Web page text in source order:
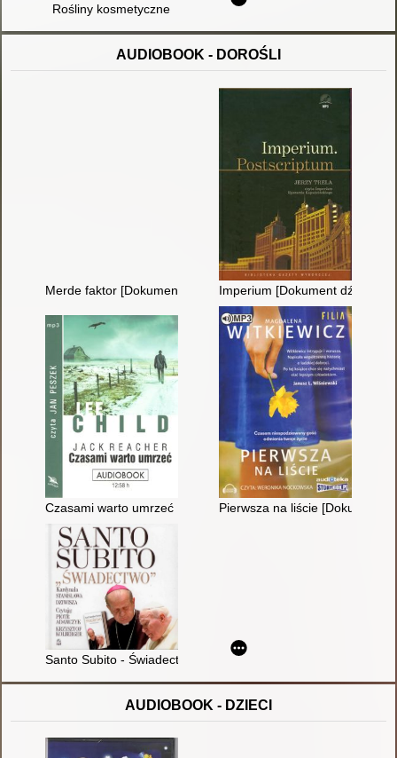
Rośliny kosmetyczne
AUDIOBOOK - DOROŚLI
Merde faktor [Dokument dźwiękowy]Imperium [Dokument
Czasami warto umrzeć [dokument dźwiękowy]
Pierwsza na liście [Dokument
Santo Subito - Świadectwo : kardynała Stanisława Dziwisza
AUDIOBOOK - DZIECI